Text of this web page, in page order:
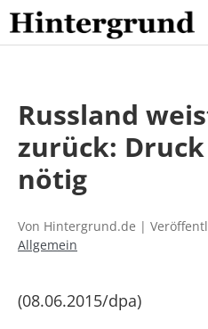
Skip
to
content
Russland
zurück:
nötig
Von Hintergrund.de |
Allgemein
(08.06.2015/dpa)